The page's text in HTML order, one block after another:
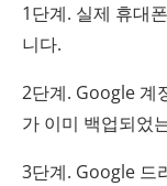
1단계. 실제 휴대
니다.
2단계. Google 계
가 이미 백업되었
3단계. Google 드